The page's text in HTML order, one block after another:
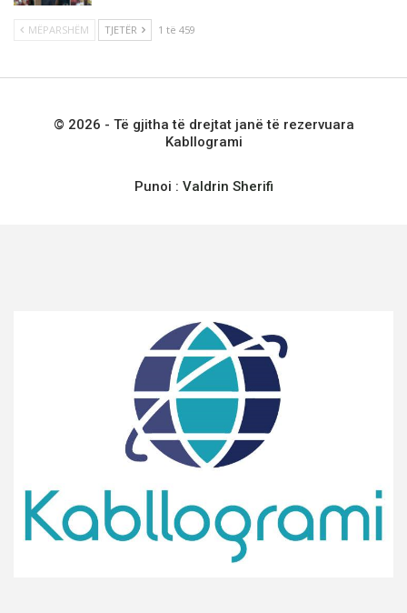
MËPARSHËM TJETËR 1 të 459
© 2026 - Të gjitha të drejtat janë të rezervuara
Kabllogrami
Punoi : Valdrin Sherifi